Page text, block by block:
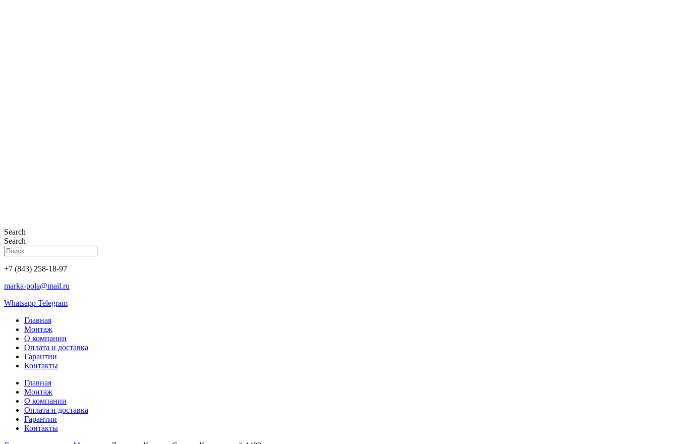
Search
Search
+7 (843) 258-18-97
marka-pola@mail.ru
Whatsapp Telegram
Главная
Монтаж
О компании
Оплата и доставка
Гарантии
Контакты
Главная
Монтаж
О компании
Оплата и доставка
Гарантии
Контакты